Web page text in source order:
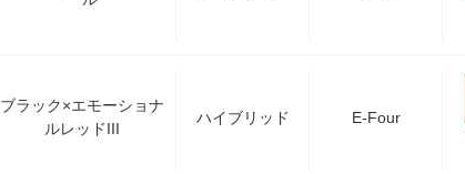
ブラック×エモーショナ
ルレッドIII
ハイブリッド E-Four